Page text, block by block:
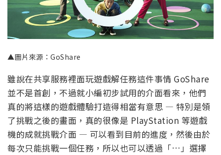
▲圖片來源：GoShare
雖說在共享服務裡面玩遊戲解任務這件事情 GoShare
並不是首創，不過就小編初步試用的介面看來，他們
真的將這樣的遊戲體驗打造得相當有意思 — 特別是領
了挑戰之後的畫面，真的很像是 PlayStation 等遊戲
機的成就挑戰介面 — 可以看到目前的進度，然後由於
每次只能挑戰一個任務，所以也可以透過「…」選擇